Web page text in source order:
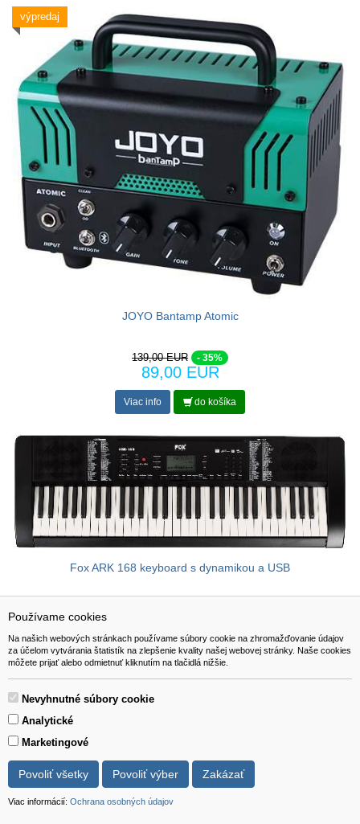
Používame cookies
Na našich webových stránkach používame súbory cookie na zhromažďovanie údajov
za účelom vytvárania štatistík na zlepšenie kvality našej webovej stránky. Naše cookies
môžete prijať alebo odmietnuť kliknutím na tlačidlá nižšie.
Nevyhnutné súbory cookie
Analytické
Marketingové
Povoliť všetky Povoliť výber Zakázať
Viac informácií: Ochrana osobných údajov
výpredaj
JOYO Bantamp Atomic
139,00 EUR - 35%
89,00 EUR
Viac info do košíka
Fox ARK 168 keyboard s dynamikou a USB
Viac info do košíka
NAVIGÁCIA
Katalóg
O nás